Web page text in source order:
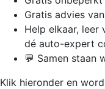
Gratis advies
Help elkaar, leer
dé auto-expert
💬 Samen staan
Klik hieronder en